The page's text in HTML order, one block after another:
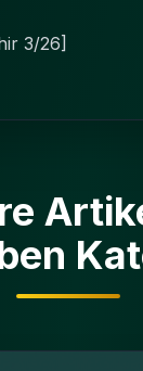
3/26]